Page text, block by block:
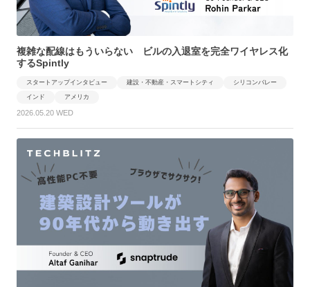
複雑な配線はもういらない ビルの入退室を完全ワイヤレス化
するSpintly
スタートアップインタビュー 建設・不動産・スマートシティ シリコンバレー
インド アメリカ
2026.05.20 WED